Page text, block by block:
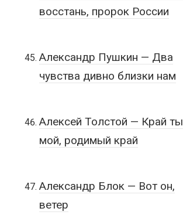
восстань, пророк России
Александр Пушкин — Два
чувства дивно близки нам
Алексей Толстой — Край ты
мой, родимый край
Александр Блок — Вот он,
ветер